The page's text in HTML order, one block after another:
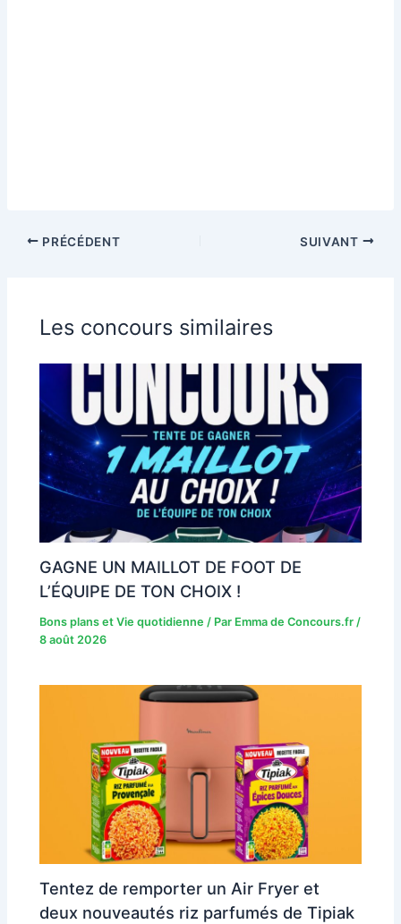
PRÉCÉDENT SUIVANT
Les concours similaires
GAGNE UN MAILLOT DE FOOT DE
L’ÉQUIPE DE TON CHOIX !
Bons plans et Vie quotidienne / Par Emma de Concours.fr/
8 août 2026
Tentez de remporter un Air Fryer et
deux nouveautés riz parfumés de Tipiak